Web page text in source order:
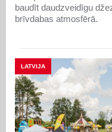
baudīt daudzveidīgu
brīvdabas atmosfērā.
LATVIJA